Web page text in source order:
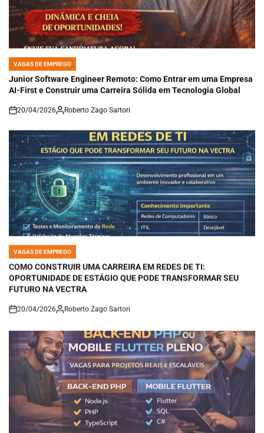
POSTED
IN
VAGAS DE EMPREGO
Junior Software Engineer Remoto: Como Entrar em uma Empresa
AI-First e Construir uma Carreira Sólida em Tecnologia Global
on
20/04/2026 Roberto Zago Sartori
POSTED
IN
VAGAS DE EMPREGO
COMO CONSTRUIR UMA CARREIRA EM REDES DE TI:
OPORTUNIDADE DE ESTÁGIO QUE PODE TRANSFORMAR SEU
FUTURO NA VECTRA
on